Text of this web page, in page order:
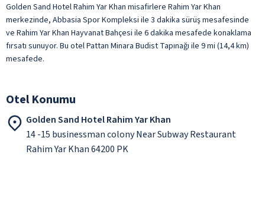
Golden Sand Hotel Rahim Yar Khan misafirlere Rahim Yar Khan
merkezinde, Abbasia Spor Kompleksi ile 3 dakika sürüş mesafesinde
ve Rahim Yar Khan Hayvanat Bahçesi ile 6 dakika mesafede konaklama
fırsatı sunuyor. Bu otel Pattan Minara Budist Tapınağı ile 9 mi (14,4 km)
mesafede.
Otel Konumu
Golden Sand Hotel Rahim Yar Khan
14 -15 businessman colony Near Subway Restaurant
Rahim Yar Khan 64200 PK